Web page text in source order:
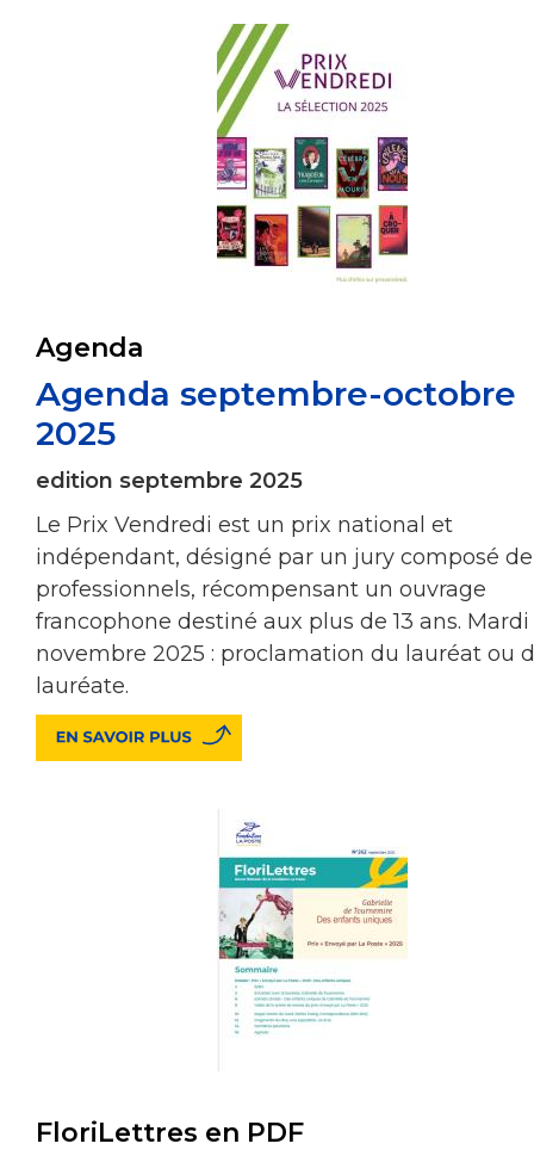
Agenda
Agenda septembre-octobre
2025
edition septembre 2025
Le Prix Vendredi est un prix national et
indépendant, désigné par un jury composé de
professionnels, récompensant un ouvrage
francophone destiné aux plus de 13 ans.
novembre 2025 : proclamation du lauréat ou
lauréate.
FloriLettres en PDF